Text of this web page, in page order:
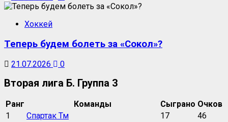
Хоккей
Теперь будем болеть за «Сокол»?
21.07.2026 0
Вторая лига Б. Группа 3
Ранг Команды Сыграно Очков
1
Спартак Тм 17
46